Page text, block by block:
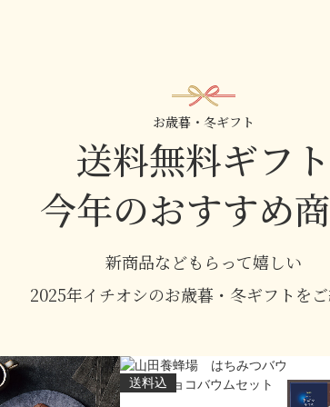
お歳暮・冬ギフト
送料無料ギフト
今年のおすすめ
新商品などもらって嬉しい
2025年イチオシのお歳暮・冬ギフトをご
送料込